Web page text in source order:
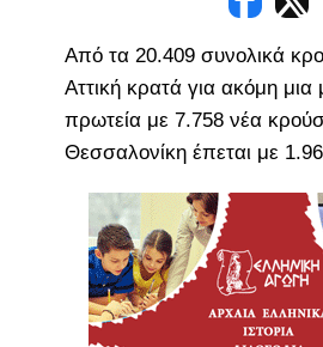
Από τα 20.409 συνολικά
Αττική κρατά για ακόμη μια
πρωτεία με 7.758 νέα
Θεσσαλονίκη έπεται με